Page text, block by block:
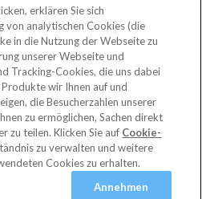
Nucleus House, 2 Lower Mortlake Road,
Kingdom, TW9 2JA.
name of Attraction Tickets LTD, who are
Nos. 3427114 and 3427117.
number 4390984 and VAT Number
795922965.
erklären Sie sich
von analytischen Cookies (die
in die Nutzung der Webseite zu
unserer Webseite und
Tracking-Cookies, die uns dabei
wir Ihnen auf und
die Besucherzahlen unserer
zu ermöglichen, Sachen direkt
zu teilen. Klicken Sie auf Cookie-
zu verwalten und weitere
Cookies zu erhalten.
Annehmen